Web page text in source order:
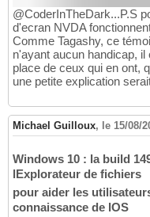
@CoderInTheDark...P.S
d'ecran NVDA
Comme Tagashy, ce
n'ayant aucun handicap,
place de ceux qui en ont,
une petite explication
Michael Guilloux, le 15/08/
Windows 10 : la build
lExplorateur de fichiers
pour aider les
connaissance de lOS